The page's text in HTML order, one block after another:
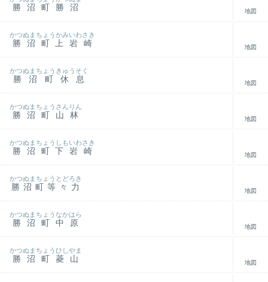
勝沼町勝沼 地図
勝沼町上岩崎
かつぬまちょうかみいわさき
地図
勝沼町休息
かつぬまちょうきゅうそく
地図
勝沼町山林
かつぬまちょうさんりん
地図
勝沼町下岩崎
かつぬまちょうしもいわさき
地図
勝沼町等々力
かつぬまちょうとどろき
地図
勝沼町中原
かつぬまちょうなかはら
地図
勝沼町菱山
かつぬまちょうひしやま
地図